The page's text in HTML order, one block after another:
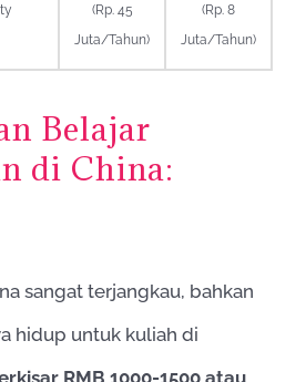
(Rp. 45
Juta/Tahun)
(Rp. 8
Juta/Tahun)
Belajar
di China:
sangat terjangkau, bahkan
hidup untuk kuliah di
RMB 1000-1500 atau